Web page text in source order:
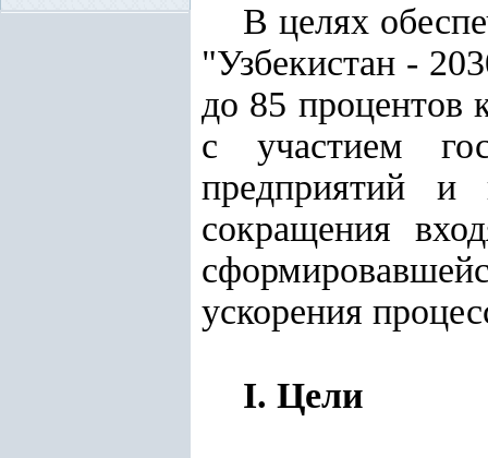
В целях
"Узбекистан -
до 85 процентов
с участием
предприятий и
сокращения
ускорения
I. Цели